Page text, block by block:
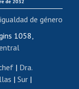
1058,
| Dra.
| Sur |
de género